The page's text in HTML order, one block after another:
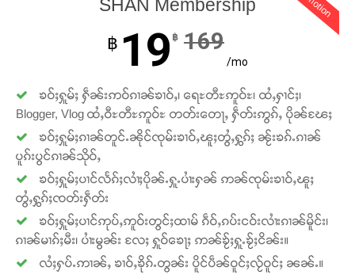
ဝ်ႇၽူႈတွႆႇႁွၵ်ႈ လႆႈယူႇၶႃႈဢေႃႈ။
Donate Now
SHAN Membership
฿ 19 ฿ 169
/mo
ၶဝ်ႈႁူမ်ႈ ႁဵၼ်းဢဝ်ၵၢၼ်ၶၢဝ်ႇ၊ ရေႊတီႊဢူဝ်ႊ၊ ထႆႇႁၢင်ႈ၊
Blogger, Vlog ထႆႇဝီႊတီႊဢူဝ်ႊ တတ်းတေႃႇ ႁဵတ်းဢွၵ်ႇ ပိုၼ်ၽႄႈ
ၶဝ်ႈႁူမ်ႈၵၢၼ်တူင်ႉၼိုင်ၸုမ်းၶၢဝ်ႇၽူႈတွႆႇႁွၵ်ႈ ၼႂ်းၶၵ်ႉၵၢၼ်
ပူၵ်းပွင်ၵၢၼ်သိုဝ်ႇ
ၶဝ်ႈႁူမ်ႈပၢင်လႅၵ်ႈလၢႆႈပိုၼ်ႉႁူႉပၢႆးႁၼ် ဢၼ်ၸုမ်းၶၢဝ်ႇၽူႈ
တွႆႇႁွၵ်ႈၸတ်းႁဵတ်း
ၶဝ်ႈႁူမ်ႈပၢင်ဢုပ်ႇဢူဝ်းတွင်ႈထၢမ် ၵဵဝ်ႇၵပ်းငဝ်းလၢႆးၵၢၼ်မိူင်း၊
ၵၢၼ်မၢၵ်ႈမီး၊ ပၢႆးမွၼ်း လႄႈ ႁူဝ်ၶေႃႈ ဢၼ်ၶႂ်ႈႁူႉၶႂ်ႈငိၼ်း။
လႆႈႁပ်ႉဢၢၼ်ႇ ၶၢဝ်ႇၶိုၵ်ႉတွၼ်း ပိူင်ပဵၼ်ဝူင်ႈလႂ်ဝူင်ႈ ၼၼ်ႉ။